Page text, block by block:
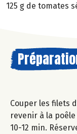
125 g de tomates
Couper les filets
revenir à la poêle
10-12 min.